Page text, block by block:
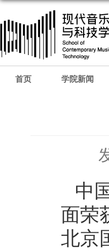
首页 学院新闻
中
面荣
北京